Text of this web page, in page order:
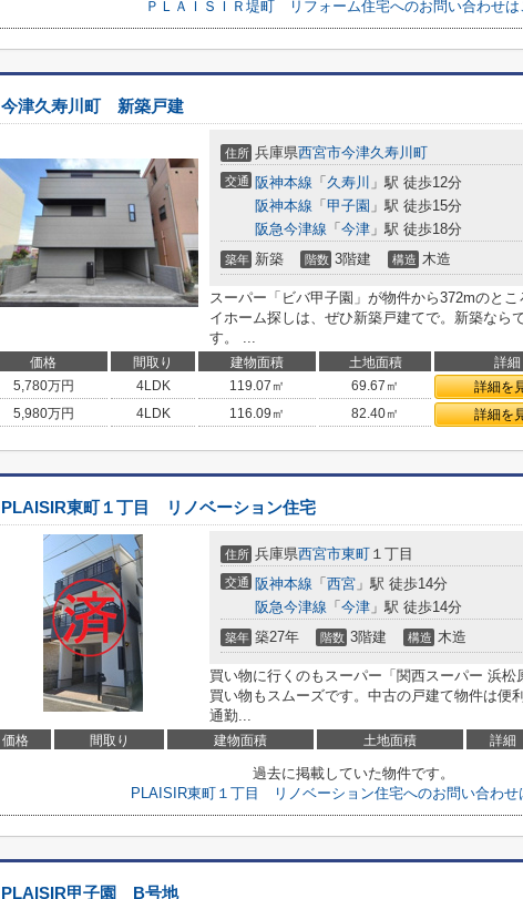
ＰＬＡＩＳＩＲ堤町 リフォーム住宅へのお問い合わせは
今津久寿川町 新築戸建
住所 兵庫県西宮市今津久寿川町
交通 阪神本線 「 久寿川 」駅 徒歩12分
阪神本線 「 甲子園 」駅 徒歩15分
阪急今津線 「 今津 」駅 徒歩18分
築年 新築 階数 3階建 構造 木造
スーパー「ビバ甲子園」が物件から372mのと
イホーム探しは、ぜひ新築戸建てで。新築なら
す。 ...
価格 間取り 建物面積 土地面積 詳細
5,780万円 4LDK 119.07㎡ 69.67㎡ 詳細を
5,980万円 4LDK 116.09㎡ 82.40㎡ 詳細を
PLAISIR東町１丁目 リノベーション住宅
住所 兵庫県西宮市東町 １丁目
交通 阪神本線 「 西宮 」駅 徒歩14分
阪急今津線 「 今津 」駅 徒歩14分
築年 築27年 階数 3階建 構造 木造
買い物に行くのもスーパー「関西スーパー 浜
買い物もスムーズです。中古の戸建て物件は便
通勤...
価格 間取り 建物面積 土地面積 詳細
過去に掲載していた物件です。
PLAISIR東町１丁目 リノベーション住宅へのお問い合わせ
PLAISIR甲子園 B号地